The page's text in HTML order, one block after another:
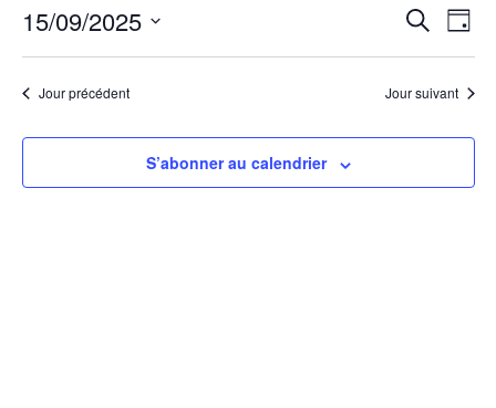
et
de
Jour
15/09/2025
Sélectionnez
uneJour précédent Jour suivant
S’abonner au calendrier